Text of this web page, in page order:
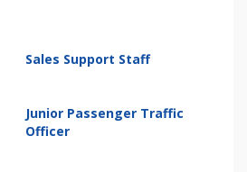
Sales Support Staff
Junior Passenger Traffic
Officer